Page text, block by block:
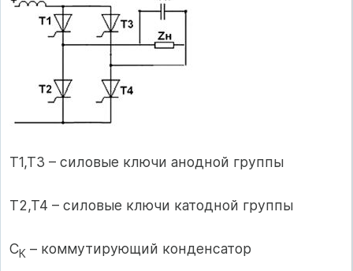
Т1,Т3 – силовые ключи анодной группы
Т2,Т4 – силовые ключи катодной группы
СК – коммутирующий конденсатор